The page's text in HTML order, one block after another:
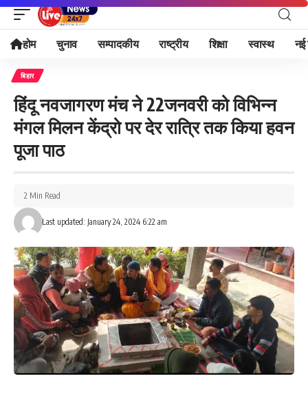
होम चुनाव सम्पादकीय राष्ट्रीय शिक्षा स्वास्थ नई
बिहार
हिंदू नवजागरण मंच ने 22जनवरी को विभिन्न
मंगल मिलन केंद्रो पर देर रात्रि तक किया हवन
पूजा पाठ
Last updated: January 24, 2024 6:22 am
2 Min Read